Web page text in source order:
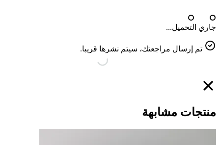
جاري التحميل...
تم إرسال مراجعتك، سيتم نشرها قريبا.
منتجات مشابهة